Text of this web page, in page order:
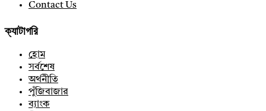
Contact Us
ক্যাটাগরি
হোম
সর্বশেষ
অর্থনীতি
পুঁজিবাজার
ব্যাংক